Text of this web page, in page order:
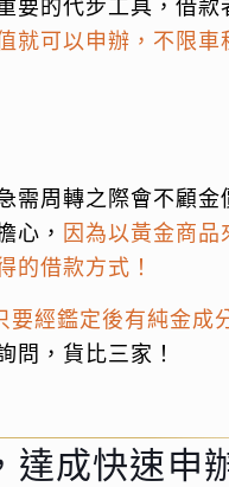
要的代步工具，借
就可以申辦，不限
需周轉之際會不顧
心， 因為以黃金商
的借款方式！
經鑑定後有純金成
問，貨比三家！
達成快速申